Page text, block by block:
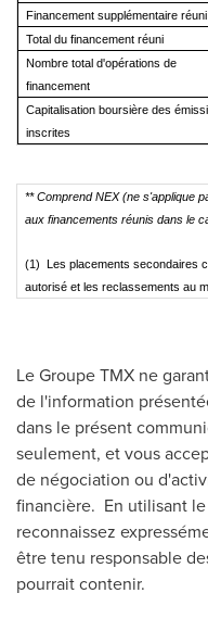
Financement supplémentaire réuni
Total du financement réuni
Nombre total d'opérations de
Capitalisation boursière des
inscrites
** Comprend NEX (ne s'applique
aux financements réunis dans le
(1) Les placements secondaires
autorisé et les reclassements au
Le Groupe TMX ne
de l'information
dans le présent
seulement, et vous
de négociation ou
financière. En utilisant
reconnaissez
être tenu responsable
pourrait contenir.